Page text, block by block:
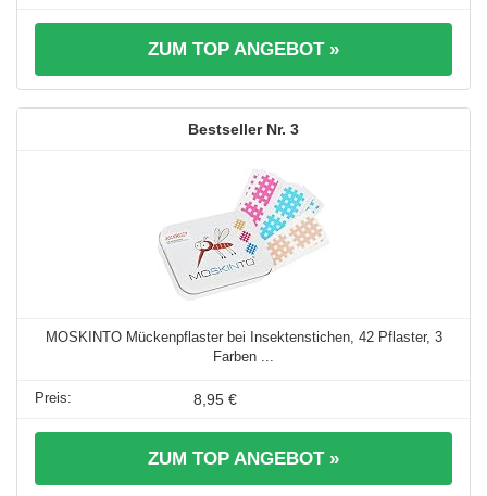
ZUM TOP ANGEBOT »
3
MOSKINTO Mückenpflaster bei Insektenstichen, 42 Pflaster, 3
Farben ...
8,95 €
ZUM TOP ANGEBOT »